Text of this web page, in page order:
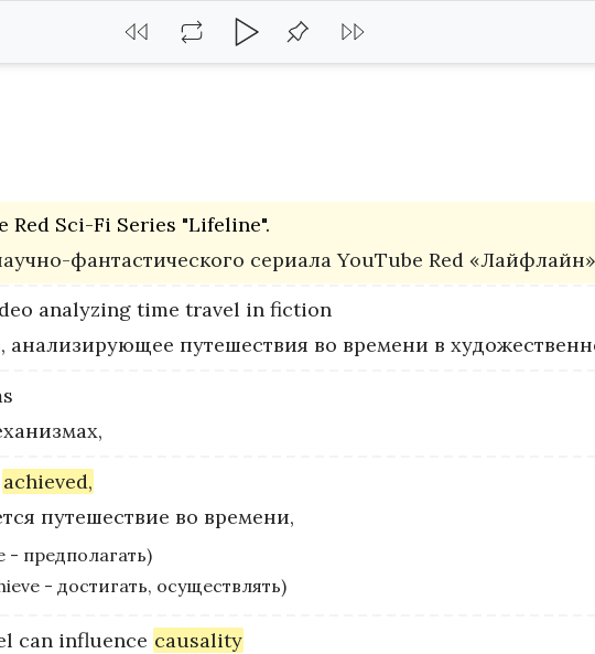
Red Sci-Fi Series "Lifeline".
фантастического сериала YouTube Red
analyzing time travel in fiction
анализирующее путешествия во времени в
achieved,
путешествие во времени,
- предполагать)
- достигать, осуществлять)
can influence causality